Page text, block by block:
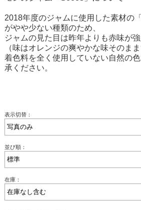
2018年度のジャムに使用した素材の
がやや少ない種類のため、
ジャムの見た目は昨年よりも赤味が強
（味はオレンジの爽やかな味そのまま
着色料を全く使用していない自然の
承ください。
表示切替：
並び順：
在庫：